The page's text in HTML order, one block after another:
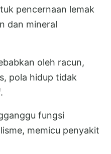
pencernaan lemak
dan mineral
oleh racun,
pola hidup tidak
fungsi
memicu penyakit